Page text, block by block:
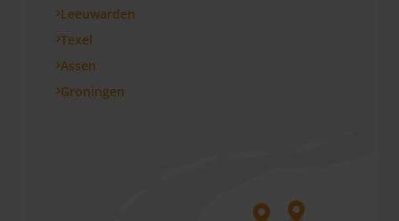
Leeuwarden
Texel
Assen
Groningen